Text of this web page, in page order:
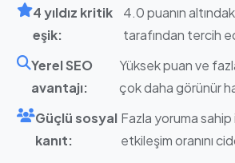
4 yıldız kritik
eşik:
4.0 puanın
tarafından tercih
Yerel SEO
avantajı:
Yüksek puan ve
çok daha görünür
Güçlü sosyal
kanıt:
Fazla yoruma
etkileşim oranını